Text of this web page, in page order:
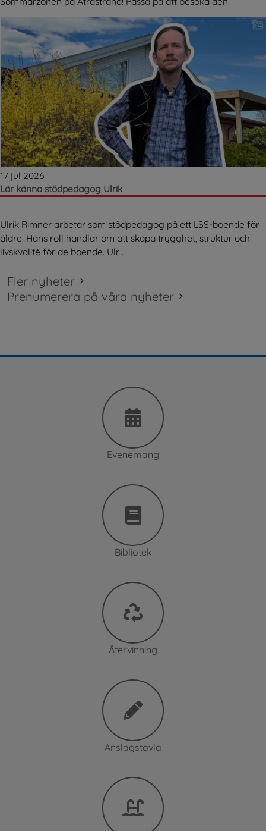
17 jul 2026
Lär känna stödpedagog Ulrik
Ulrik Rimner arbetar som stödpedagog på ett LSS-boende för
äldre. Hans roll handlar om att skapa trygghet, struktur och
livskvalité för de boende. Ulr...
Fler nyheter
Prenumerera på våra nyheter
Evenemang
Bibliotek
Återvinning
Anslagstavla